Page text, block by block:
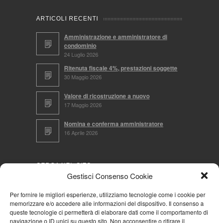
Gestisci Consenso Cookie
Per fornire le migliori esperienze, utilizziamo tecnologie come i cookie per
memorizzare e/o accedere alle informazioni del dispositivo. Il consenso a
queste tecnologie ci permetterà di elaborare dati come il comportamento di
navigazione o ID unici su questo sito. Non acconsentire o ritirare il
ARTICOLI RECENTI
Amministrazione e amministratore di
condominio
24 Luglio 2026
Ritenuta fiscale 4%, prestazioni soggette
30 Maggio 2026
Valore di ricostruzione a nuovo
17 Maggio 2026
Nomina e conferma amministratore
16 Aprile 2026
CERCA NEL SITO
NAVIGA PER